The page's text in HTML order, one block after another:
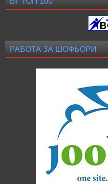
РАБОТА ЗА ШОФЬОРИ